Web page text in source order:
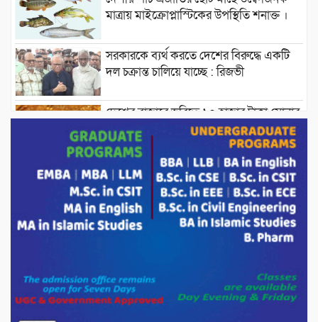
মাত্রায় মাইক্রোপ্লাস্টিকের উপস্থিতি শনাক্ত ।
সরকারকে ব্যর্থ করতে দেশের বিরুদ্ধে একটি
দল চক্রান্ত চালিয়ে যাচ্ছে : রিজভী
দেশের বাজারে ভরিতে ১০ হাজার টাকা সোনার
দাম বাড়ানোর ঘোষণা।
ভারপ্রাপ্ত রাষ্ট্রপতি হাফিজ উদ্দিন আহমদের
সাথে এইচটি বাংলা অনলাইন পোর্টাল ও আইপি
টিভির সম্পাদক মোঃ ইসমাইল হোসেনের
সৌজন্য সাক্ষাৎ।
পাটগ্রামে জুলাই অভ্যুত্থান দিবস উপলক্ষে
পোরশায় গণঅভ্যুত্থান দিবসে শহিদ ও জুলাই